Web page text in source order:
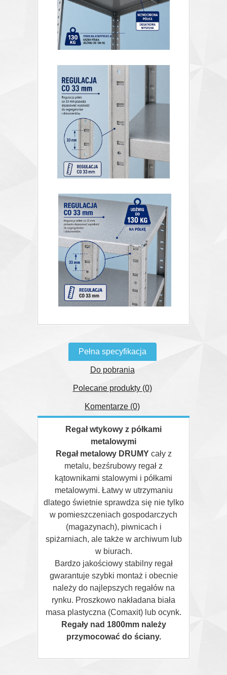
Pełna specyfikacja
Do pobrania
Polecane produkty (0)
Komentarze (0)
Regał wtykowy z półkami
metalowymi
Regał metalowy DRUMYcały z
metalu, bezśrubowy regał z
kątownikami stalowymi i półkami
metalowymi. Łatwy w utrzymaniu
dlatego świetnie sprawdza się nie tylko
w pomieszczeniach gospodarczych
(magazynach), piwnicach i
spiżarniach, ale także w archiwum lub
w biurach.
Bardzo jakościowy stabilny regał
gwarantuje szybki montaż i obecnie
należy do najlepszych regałów na
rynku. Proszkowo nakładana biała
masa plastyczna (Comaxit) lub ocynk.
Regały nad 1800mm należy
przymocować do ściany.